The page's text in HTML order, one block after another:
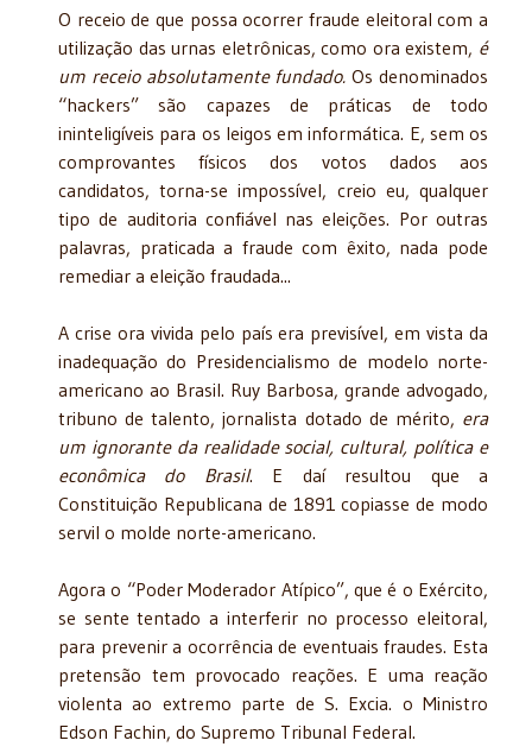
O receio de que possa ocorrer fraude eleitoral com a
utilização das urnas eletrônicas, como ora existem, é
um receio absolutamente fundado.Os denominados
“hackers” são capazes de práticas de todo
ininteligíveis para os leigos em informática. E, sem os
comprovantes físicos dos votos dados aos
candidatos, torna-se impossível, creio eu, qualquer
tipo de auditoria confiável nas eleições. Por outras
palavras, praticada a fraude com êxito, nada pode
remediar a eleição fraudada...
A crise ora vivida pelo país era previsível, em vista da
inadequação do Presidencialismo de modelo norte-
americano ao Brasil. Ruy Barbosa, grande advogado,
tribuno de talento, jornalista dotado de mérito, era
um ignorante da realidade social, cultural, política e
econômica do Brasil. E daí resultou que a
Constituição Republicana de 1891 copiasse de modo
servil o molde norte-americano.
Agora o “Poder Moderador Atípico”, que é o Exército,
se sente tentado a interferir no processo eleitoral,
para prevenir a ocorrência de eventuais fraudes. Esta
pretensão tem provocado reações. E uma reação
violenta ao extremo parte de S. Excia. o Ministro
Edson Fachin, do Supremo Tribunal Federal.